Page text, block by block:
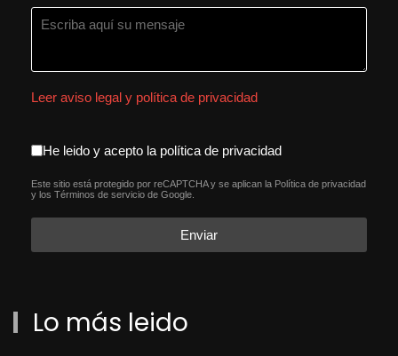
Leer aviso legal y política de privacidad
aceptacion política de
He leido y acepto la política de privacidad
reCAPTCHA*
Este sitio está protegido por reCAPTCHA y se aplican la Política de privacidad
y los Términos de servicio de Google.
Enviar
Lo más leido